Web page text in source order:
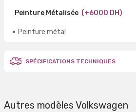
Peinture Métalisée (+6000 DH)
Peinture métal
SPÉCIFICATIONS TECHNIQUES
Autres modèles Volkswagen